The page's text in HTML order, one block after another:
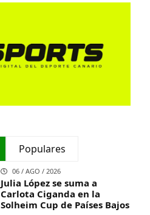
Populares
06 / AGO / 2026
Julia López se suma a
Carlota Ciganda en la
Solheim Cup de Países Bajos